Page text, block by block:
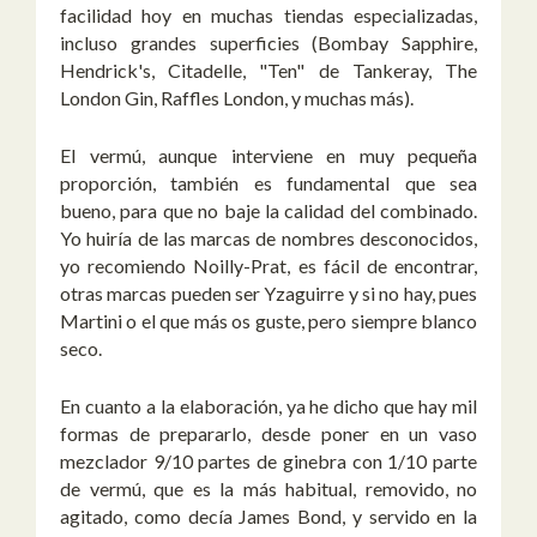
facilidad hoy en muchas tiendas especializadas,
incluso grandes superficies (Bombay Sapphire,
Hendrick's, Citadelle, "Ten" de Tankeray, The
London Gin, Raffles London, y muchas más).
El vermú, aunque interviene en muy pequeña
proporción, también es fundamental que sea
bueno, para que no baje la calidad del combinado.
Yo huiría de las marcas de nombres desconocidos,
yo recomiendo Noilly-Prat, es fácil de encontrar,
otras marcas pueden ser Yzaguirre y si no hay, pues
Martini o el que más os guste, pero siempre blanco
seco.
En cuanto a la elaboración, ya he dicho que hay mil
formas de prepararlo, desde poner en un vaso
mezclador 9/10 partes de ginebra con 1/10 parte
de vermú, que es la más habitual, removido, no
agitado, como decía James Bond, y servido en la